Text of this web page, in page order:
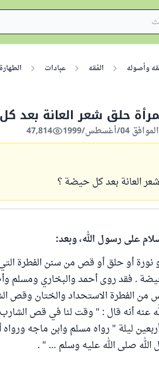
وأصوله الفقه عبادات الطهارة
حلق شعر العانة بعد
47,814
العانة بعد كل حيضة ؟
على رسول الله، وبعد:
أو نورة أو حلق أو قص من سنن الفطرة
. فقد روى أحمد والبخاري ومسلم
من الفطرة الاستحداد والختان وقص
عنه أنه قال : " وقت لنا في قص
أربعين ليلة " رواه مسلم وابن ماجه
الله صلى الله عليه وسلم … " .